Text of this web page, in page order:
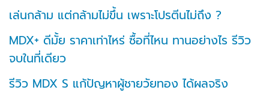
เล่นกล้าม แต่กล้ามไม่ขึ้น เพราะโปรตีนไม่ถึง ?
MDX+ ดีมั้ย ราคาเท่าไหร่ ซื้อที่ไหน ทานอย่างไร รีวิว
จบในที่เดียว
รีวิว MDX S แก้ปัญหาผู้ชายวัยทอง ได้ผลจริง